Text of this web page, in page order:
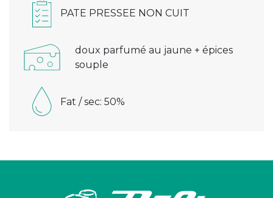
PATE PRESSEE NON CUIT
doux parfumé au jaune + épices
souple
Fat / sec: 50%